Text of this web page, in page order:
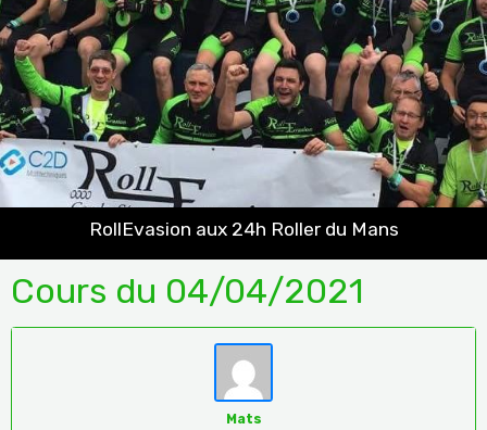
RollEvasion aux 24h Roller du Mans
Cours du 04/04/2021
Mats